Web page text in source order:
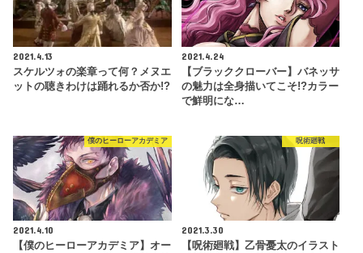
2021.4.13
スケルツォの楽章って何？メヌエ
ットの聴きわけは踊れるか否か!?
2021.4.24
【ブラッククローバー】バネッサ
の魅力は全身描いてこそ!?カラー
で鮮明にな…
僕のヒーローアカデミア
2021.4.10
【僕のヒーローアカデミア】オー
呪術廻戦
2021.3.30
【呪術廻戦】乙骨憂太のイラスト